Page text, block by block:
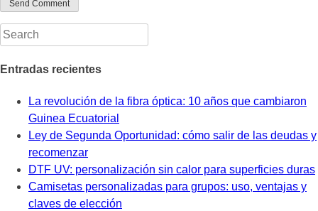
Entradas recientes
La revolución de la fibra óptica: 10 años que cambiaron
Guinea Ecuatorial
Ley de Segunda Oportunidad: cómo salir de las deudas y
recomenzar
DTF UV: personalización sin calor para superficies duras
Camisetas personalizadas para grupos: uso, ventajas y
claves de elección